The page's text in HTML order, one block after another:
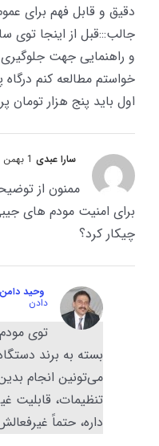
دقیق و قابل فهم برای
جالب:::قبل از اینجا توی
و راهنمایی جهت
خواستم مطالعه کنم درگاه
اول باید پنج هزار
سارا عبدی
ممنون از
برای امنیت مودم های
چیکار کرد؟
وحید
دادن
توی
بسته به برند
می‌تونین انجام
داره، حتماً